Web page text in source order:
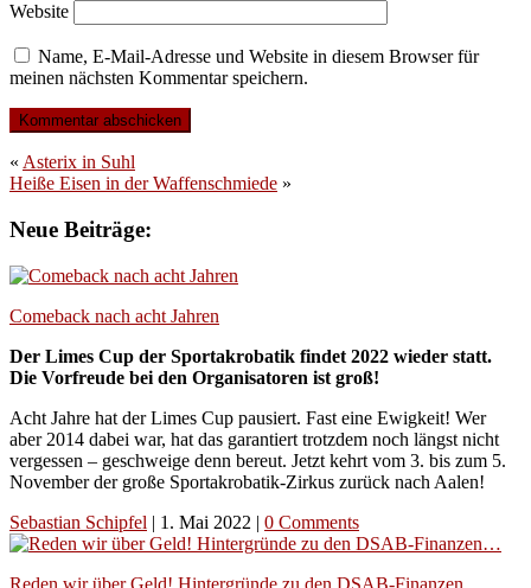
Website
Name, E-Mail-Adresse und Website in diesem Browser für
meinen nächsten Kommentar speichern.
« Asterix in Suhl
Heiße Eisen in der Waffenschmiede »
Neue Beiträge:
Comeback nach acht Jahren
Der Limes Cup der Sportakrobatik findet 2022 wieder statt.
Die Vorfreude bei den Organisatoren ist groß!
Acht Jahre hat der Limes Cup pausiert. Fast eine Ewigkeit! Wer
aber 2014 dabei war, hat das garantiert trotzdem noch längst nicht
vergessen – geschweige denn bereut. Jetzt kehrt vom 3. bis zum 5.
November der große Sportakrobatik-Zirkus zurück nach Aalen!
Sebastian Schipfel | 1. Mai 2022 | 0 Comments
Reden wir über Geld! Hintergründe zu den DSAB-Finanzen…